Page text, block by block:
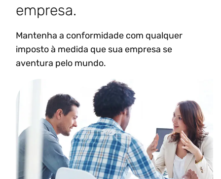
empresa.
Mantenha a conformidade com qualquer
imposto à medida que sua empresa se
aventura pelo mundo.